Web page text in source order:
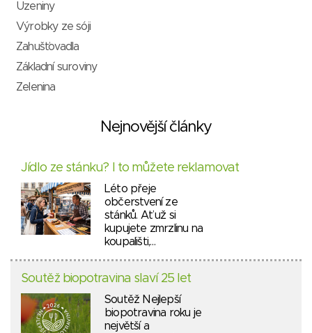
Uzeniny
Výrobky ze sóji
Zahušťovadla
Základní suroviny
Zelenina
Nejnovější články
Jídlo ze stánku? I to můžete reklamovat
Léto přeje
občerstvení ze
stánků. Ať už si
kupujete zmrzlinu na
koupališti,…
Soutěž biopotravina slaví 25 let
Soutěž Nejlepší
biopotravina roku je
největší a